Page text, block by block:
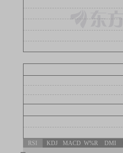
RSI KDJ MACD W%R DMI